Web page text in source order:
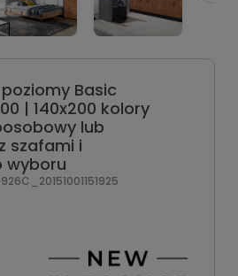
Basic
| 140x200 kolory
lub
szafami i
wyboru